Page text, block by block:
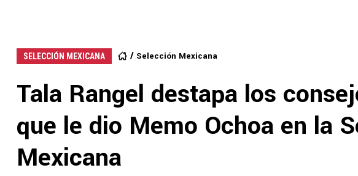
SELECCIÓN MEXICANA Selección Mexicana
Tala Rangel destapa los
que le dio Memo Ochoa en la
Mexicana